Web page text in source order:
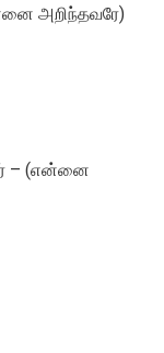
அறிந்தவரே)
– (என்னை